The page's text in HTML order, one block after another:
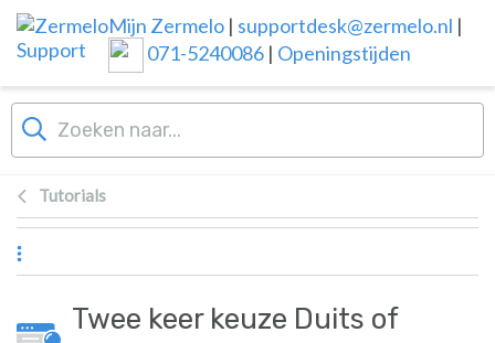
Overslaan naar hoofdinhoud
Mijn Zermelo | supportdesk@zermelo.nl |
071-5240086 | Openingstijden
Tutorials
Twee keer keuze Duits of